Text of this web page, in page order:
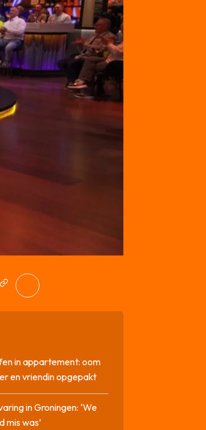
in appartement: oom
en vriendin opgepakt
in Groningen: ‘We
mis was’